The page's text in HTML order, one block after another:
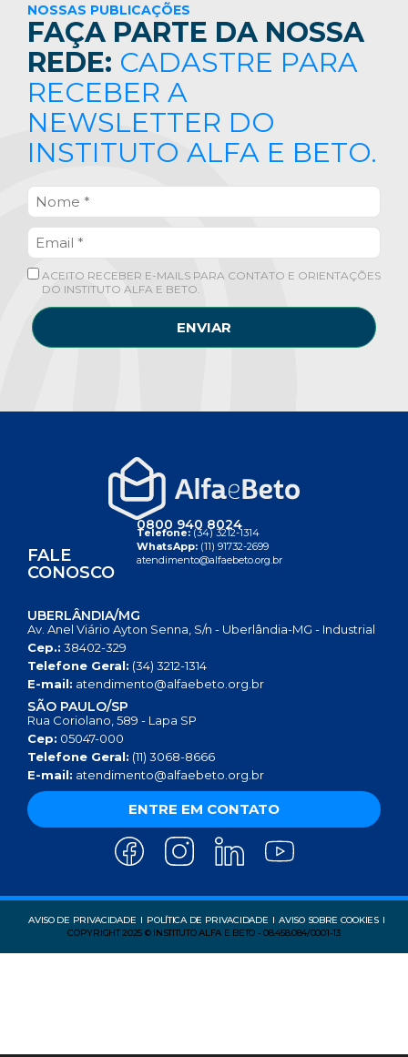
NOSSAS PUBLICAÇÕES
FAÇA PARTE DA NOSSA
REDE: CADASTRE PARA
RECEBER A
NEWSLETTER DO
INSTITUTO ALFA E BETO.
ACEITO RECEBER E-MAILS PARA CONTATO E ORIENTAÇÕES
DO INSTITUTO ALFA E BETO.
ENVIAR
FALE
CONOSCO
0800 940 8024
Telefone:(34) 3212-1314
WhatsApp: (11) 91732-2699
atendimento@alfaebeto.org.br
UBERLÂNDIA/MG
Av. Anel Viário Ayton Senna, S/n - Uberlândia-MG - Industrial
Cep.: 38402-329
Telefone Geral: (34) 3212-1314
E-mail: atendimento@alfaebeto.org.br
SÃO PAULO/SP
Rua Coriolano, 589 - Lapa SP
Cep: 05047-000
Telefone Geral: (11) 3068-8666
E-mail: atendimento@alfaebeto.org.br
ENTRE EM CONTATO
AVISO DE PRIVACIDADE POLÍTICA DE PRIVACIDADE
AVISO SOBRE COOKIES
COPYRIGHT 2025 © INSTITUTO ALFA E BETO - 08.458.084/0001-13